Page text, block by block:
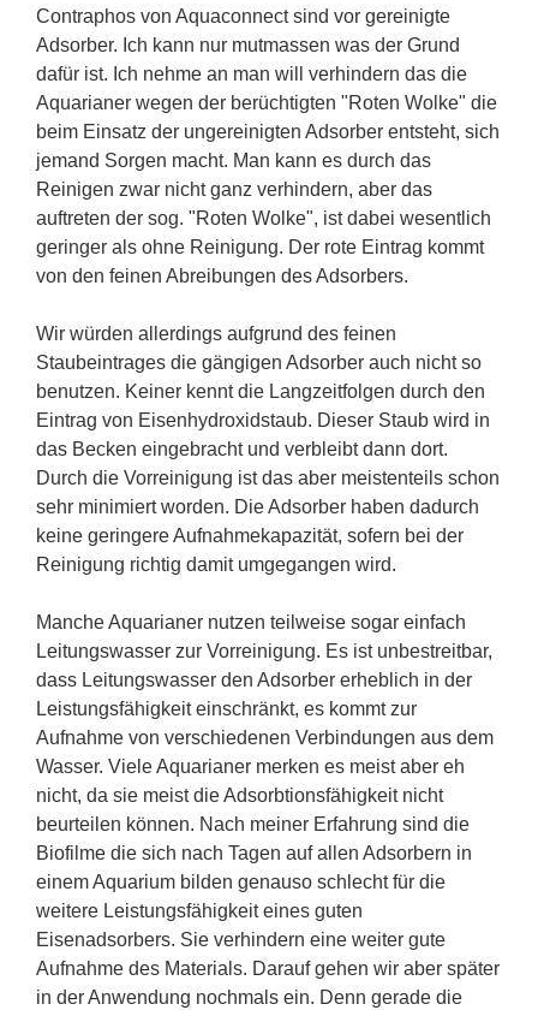
Contraphos von Aquaconnect sind vor gereinigte
Adsorber. Ich kann nur mutmassen was der Grund
dafür ist. Ich nehme an man will verhindern das die
Aquarianer wegen der berüchtigten "Roten Wolke" die
beim Einsatz der ungereinigten Adsorber entsteht, sich
jemand Sorgen macht. Man kann es durch das
Reinigen zwar nicht ganz verhindern, aber das
auftreten der sog. "Roten Wolke", ist dabei wesentlich
geringer als ohne Reinigung. Der rote Eintrag kommt
von den feinen Abreibungen des Adsorbers.
Wir würden allerdings aufgrund des feinen
Staubeintrages die gängigen Adsorber auch nicht so
benutzen. Keiner kennt die Langzeitfolgen durch den
Eintrag von Eisenhydroxidstaub. Dieser Staub wird in
das Becken eingebracht und verbleibt dann dort.
Durch die Vorreinigung ist das aber meistenteils schon
sehr minimiert worden. Die Adsorber haben dadurch
keine geringere Aufnahmekapazität, sofern bei der
Reinigung richtig damit umgegangen wird.
Manche Aquarianer nutzen teilweise sogar einfach
Leitungswasser zur Vorreinigung. Es ist unbestreitbar,
dass Leitungswasser den Adsorber erheblich in der
Leistungsfähigkeit einschränkt, es kommt zur
Aufnahme von verschiedenen Verbindungen aus dem
Wasser. Viele Aquarianer merken es meist aber eh
nicht, da sie meist die Adsorbtionsfähigkeit nicht
beurteilen können. Nach meiner Erfahrung sind die
Biofilme die sich nach Tagen auf allen Adsorbern in
einem Aquarium bilden genauso schlecht für die
weitere Leistungsfähigkeit eines guten
Eisenadsorbers. Sie verhindern eine weiter gute
Aufnahme des Materials. Darauf gehen wir aber später
in der Anwendung nochmals ein. Denn gerade die